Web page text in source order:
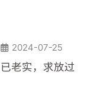
2024-07-25
已老实，求放过